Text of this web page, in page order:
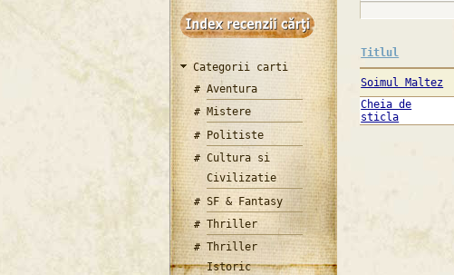
Categorii carti
Aventura
Mistere
Politiste
Cultura si
Civilizatie
SF & Fantasy
Thriller
Thriller
Istoric
Titlul
Soimul Maltez
Cheia de
sticla